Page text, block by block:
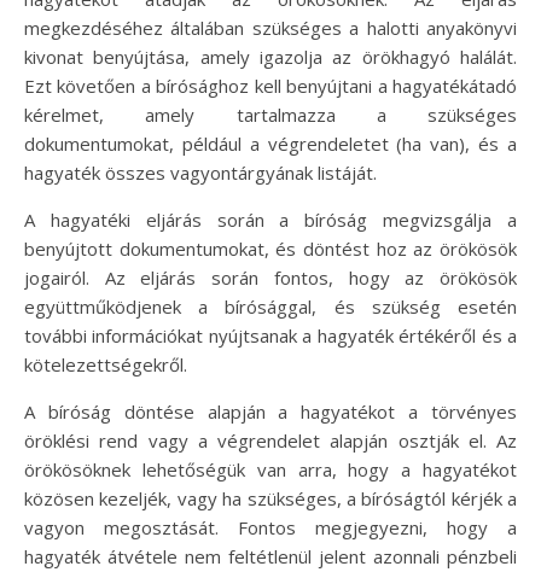
megkezdéséhez általában szükséges a halotti anyakönyvi
kivonat benyújtása, amely igazolja az örökhagyó halálát.
Ezt követően a bírósághoz kell benyújtani a hagyatékátadó
kérelmet, amely tartalmazza a szükséges
dokumentumokat, például a végrendeletet (ha van), és a
hagyaték összes vagyontárgyának listáját.
A hagyatéki eljárás során a bíróság megvizsgálja a
benyújtott dokumentumokat, és döntést hoz az örökösök
jogairól. Az eljárás során fontos, hogy az örökösök
együttműködjenek a bírósággal, és szükség esetén
további információkat nyújtsanak a hagyaték értékéről és a
kötelezettségekről.
A bíróság döntése alapján a hagyatékot a törvényes
öröklési rend vagy a végrendelet alapján osztják el. Az
örökösöknek lehetőségük van arra, hogy a hagyatékot
közösen kezeljék, vagy ha szükséges, a bíróságtól kérjék a
vagyon megosztását. Fontos megjegyezni, hogy a
hagyaték átvétele nem feltétlenül jelent azonnali pénzbeli